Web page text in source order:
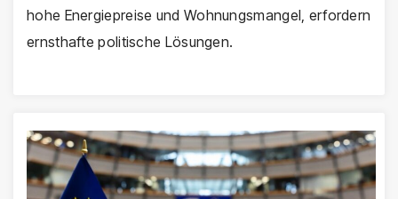
hohe Energiepreise und Wohnungsmangel, erfordern
ernsthafte politische Lösungen.